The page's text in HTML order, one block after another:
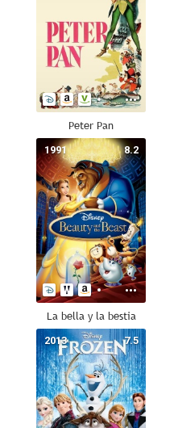
Peter Pan
8.2
1991
La bella y la bestia
7.5
2013